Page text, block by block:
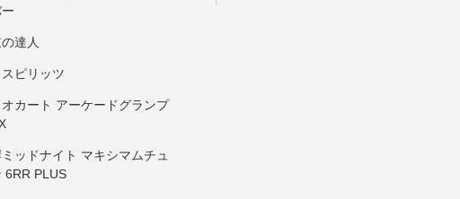
達人
ピリッツ
カート アーケードグランプ
ッドナイト マキシマムチュ
6RR PLUS